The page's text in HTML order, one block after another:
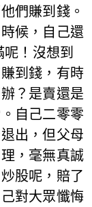
們賺到錢。
候，自己還
！沒想到
到錢，有時
？是賣還是
自己二零零
出，但父母
，毫無真誠
股呢，賠了
對大眾懺悔